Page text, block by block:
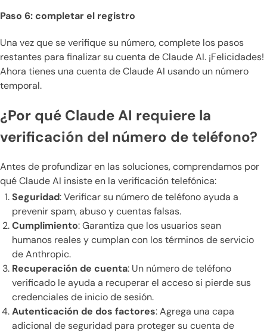
Paso 6: completar el registro
Una vez que se verifique su número, complete los pasos
restantes para finalizar su cuenta de Claude AI. ¡Felicidades!
Ahora tienes una cuenta de Claude AI usando un número
temporal.
¿Por qué Claude AI requiere la
verificación del número de teléfono?
Antes de profundizar en las soluciones, comprendamos por
qué Claude AI insiste en la verificación telefónica:
Seguridad: Verificar su número de teléfono ayuda a
prevenir spam, abuso y cuentas falsas.
Cumplimiento: Garantiza que los usuarios sean
humanos reales y cumplan con los términos de servicio
de Anthropic.
Recuperación de cuenta: Un número de teléfono
verificado le ayuda a recuperar el acceso si pierde sus
credenciales de inicio de sesión.
Autenticación de dos factores: Agrega una capa
adicional de seguridad para proteger su cuenta de